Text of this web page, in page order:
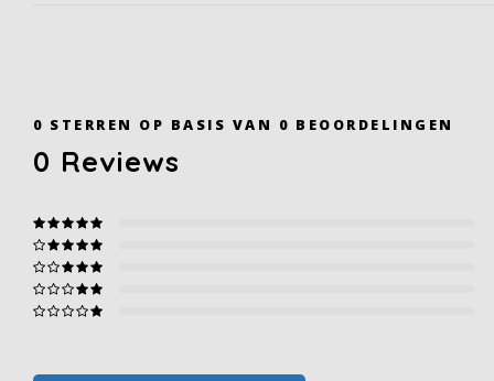
0 STERREN OP BASIS VAN 0 BEOORDELINGEN
0 Reviews